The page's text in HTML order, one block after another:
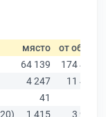
място от общо
64 139
174 403
4 247
11 437
41
1 415 3 927